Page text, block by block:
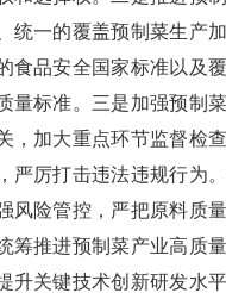
统一的覆盖预制菜生产
食品安全国家标准以及
量标准。三是加强预制
，加大重点环节监督检
严厉打击违法违规行为
风险管控，严把原料质
筹推进预制菜产业高质
升关键技术创新研发水